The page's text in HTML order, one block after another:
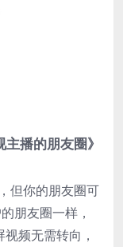
播的朋友圈》
但你的朋友圈可
朋友圈一样，
频无需转向，